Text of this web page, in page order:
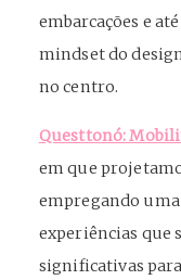
embarcações e
mindset do
no centro.
Questtonó:
em que
empregando
experiências que
significativas